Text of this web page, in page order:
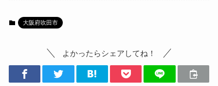
大阪府吹田市
よかったらシェアしてね！